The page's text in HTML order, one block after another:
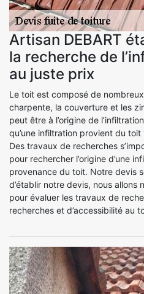
Artisan DEBART
la recherche de
au juste prix
Le toit est composé de
charpente, la couverture et les
peut être à l’origine de
qu’une infiltration provient du
Des travaux de recherches
pour rechercher l’origine d’une
provenance du toit. Notre devis
d’établir notre devis, nous allons
pour évaluer les travaux de
recherches et d’accessibilité au